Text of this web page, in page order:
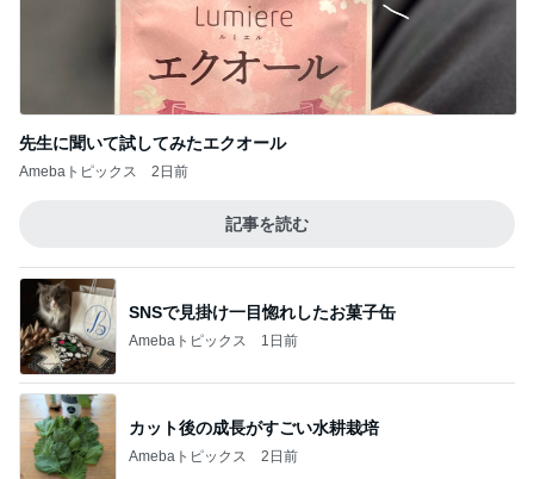
先生に聞いて試してみたエクオール
Amebaトピックス 2日前
記事を読む
SNSで見掛け一目惚れしたお菓子缶
Amebaトピックス 1日前
カット後の成長がすごい水耕栽培
Amebaトピックス 2日前